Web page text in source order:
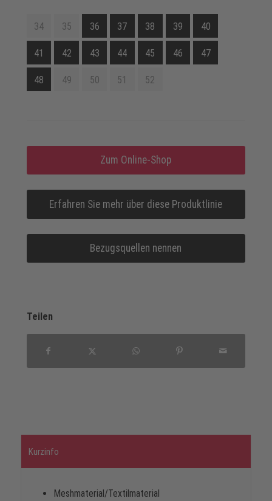
34 35 36 37 38 39 40
41 42 43 44 45 46 47
48 49 50 51 52
Zum Online-Shop
Erfahren Sie mehr über diese Produktlinie
Bezugsquellen nennen
Teilen
Kurzinfo
Meshmaterial/Textilmaterial